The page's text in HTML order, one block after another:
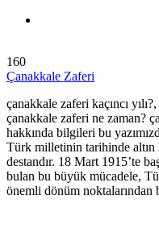
160
Çanakkale Zaferi
çanakkale zaferi kaçıncı
çanakkale zaferi ne zaman?
hakkında bilgileri bu
Türk milletinin tarihinde altın
destandır. 18 Mart 1915’te
bulan bu büyük mücadele,
önemli dönüm